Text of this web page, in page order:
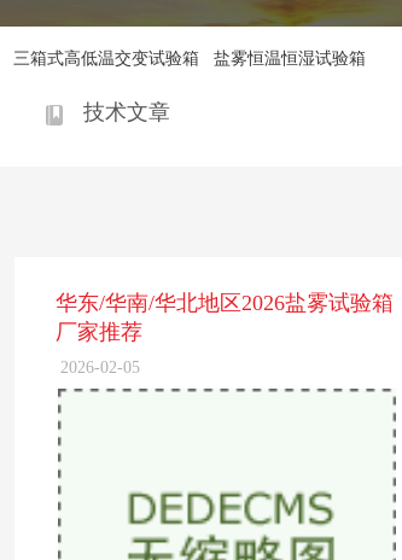
三箱式高低温交变试验箱 盐雾恒温恒湿试验箱
技术文章
华东/华南/华北地区2026盐雾试验箱
厂家推荐
2026-02-05